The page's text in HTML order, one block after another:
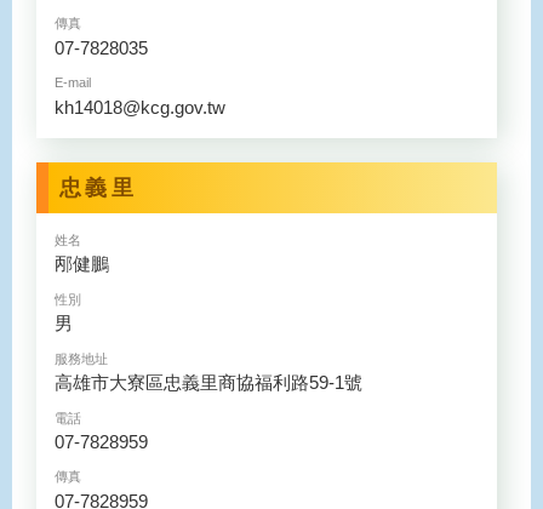
傳真
07-7828035
E-mail
kh14018@kcg.gov.tw
忠義里
姓名
邴健鵬
性別
男
服務地址
高雄市大寮區忠義里商協福利路59-1號
電話
07-7828959
傳真
07-7828959